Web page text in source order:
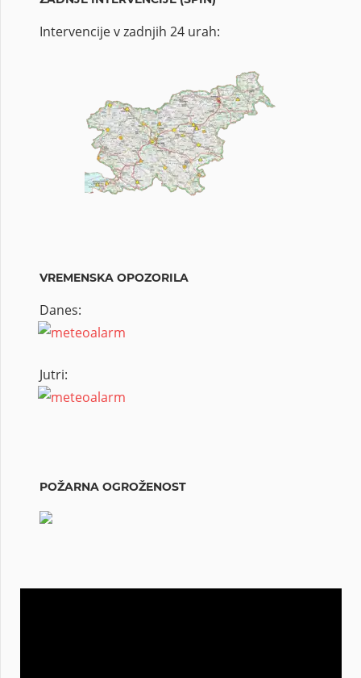
Intervencije v zadnjih 24 urah:
VREMENSKA OPOZORILA
Danes:
Jutri:
POŽARNA OGROŽENOST